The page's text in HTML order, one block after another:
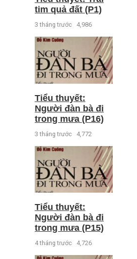
tim quả đất (P1)
3 tháng trước 4,986
Tiểu thuyết:
Người đàn bà đi
trong mưa (P16)
3 tháng trước 4,772
Tiểu thuyết:
Người đàn bà đi
trong mưa (P15)
4 tháng trước 4,726